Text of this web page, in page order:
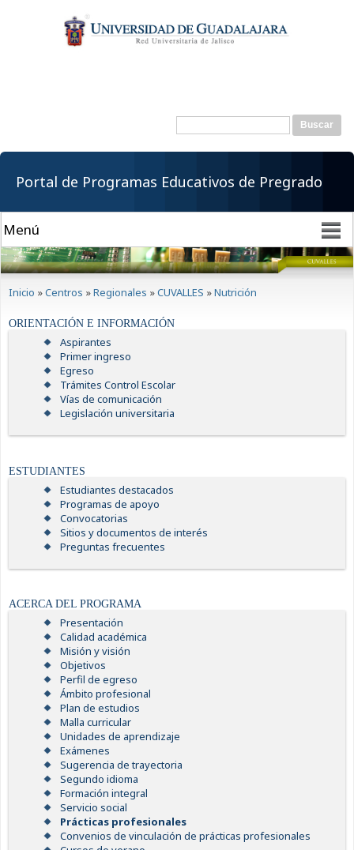
contenido
principal
Formulario de
Buscar
Portal de Programas Educativos de Pregrado
Inicio »Centros »Regionales »CUVALLES »Nutrición
ORIENTACIÓN E INFORMACIÓN
Aspirantes
Primer ingreso
Egreso
Trámites Control Escolar
Vías de comunicación
Legislación universitaria
ESTUDIANTES
Estudiantes destacados
Programas de apoyo
Convocatorias
Sitios y documentos de interés
Preguntas frecuentes
ACERCA DEL PROGRAMA
Presentación
Calidad académica
Misión y visión
Objetivos
Perfil de egreso
Ámbito profesional
Plan de estudios
Malla curricular
Unidades de aprendizaje
Exámenes
Sugerencia de trayectoria
Segundo idioma
Formación integral
Servicio social
Prácticas profesionales
Convenios de vinculación de prácticas profesionales